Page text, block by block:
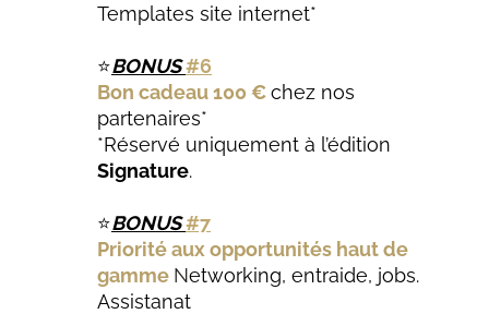
Templates site internet*
⭐BONUS#6
Bon cadeau 100 €chez nos
partenaires*
*Réservé uniquement à l’édition
Signature.
⭐BONUS#7
Priorité aux opportunités haut de
gamme Networking, entraide, jobs.
Assistanat